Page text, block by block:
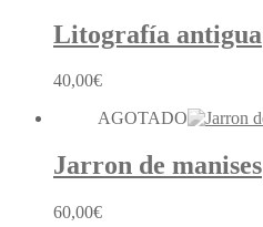
Litografía antigua
40,00€
AGOTADO
Jarron de manises
60,00€